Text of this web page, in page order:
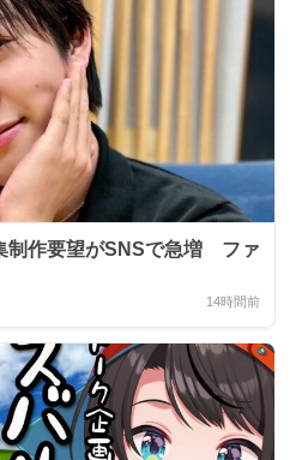
制作要望がSNSで急増 ファ
14時間前